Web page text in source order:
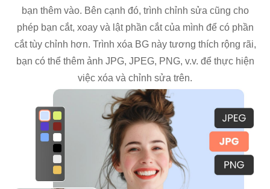
bạn thêm vào. Bên cạnh đó, trình chỉnh sửa cũng cho
phép bạn cắt, xoay và lật phần cắt của mình để có phần
cắt tùy chỉnh hơn. Trình xóa BG này tương thích rộng rãi,
bạn có thể thêm ảnh JPG, JPEG, PNG, v.v. để thực hiện
việc xóa và chỉnh sửa trên.